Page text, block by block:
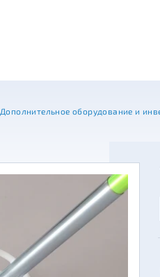
Дополнительное оборудование и